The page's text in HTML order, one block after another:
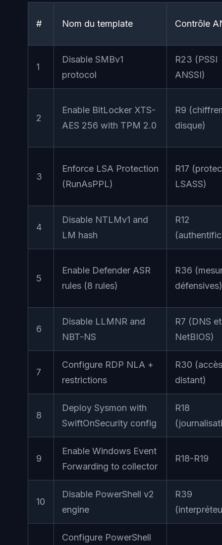
# Nom du template Contrôle
1
Disable SMBv1
protocol
R23 (PSSI
ANSSI)
2
Enable BitLocker XTS-
AES 256 with TPM 2.0
R9
disque)
3
Enforce LSA Protection
(RunAsPPL)
R17
LSASS)
4
Disable NTLMv1 and
LM hash
R12
5
Enable Defender ASR
rules (8 rules)
R36
défensives)
6
Disable LLMNR and
NBT-NS
R7 (DNS et
NetBIOS)
7
Configure RDP NLA +
restrictions
R30 (accès
distant)
8
Deploy Sysmon with
SwiftOnSecurity config
R18
9
Enable Windows Event
Forwarding to collector
R18-R19
10
Disable PowerShell v2
engine
R39
Configure PowerShell